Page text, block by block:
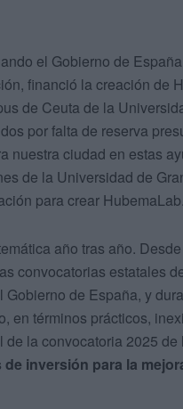
el Gobierno de
financió la creación de
de Ceuta de la
por falta de reserva
nuestra ciudad en estas
de la Universidad de
para crear HubemaLab.
año tras año.
convocatorias estatales
de España, y
en términos prácticos,
la convocatoria 2025
de inversión para la